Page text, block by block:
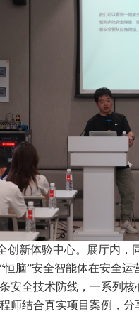
创新体验中心。展厅内，
脑”安全智能体在安全
安全技术防线，一系列
师结合真实项目案例，